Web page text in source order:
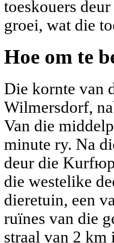
toeskouers
groei, wat die
Hoe om te
Die kornte van
Wilmersdorf,
Van die
minute ry. Na
deur die
die westelike
dieretuin, een
ruïnes van die
straal van 2 km